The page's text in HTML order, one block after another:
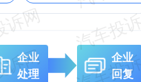
企业
处理
企业
回复